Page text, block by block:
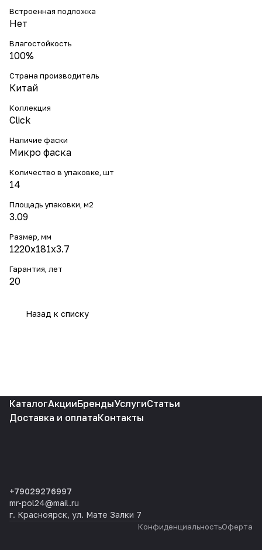
Встроенная подложка
Нет
Влагостойкость
100%
Страна производитель
Китай
Коллекция
Click
Наличие фаски
Микро фаска
Количество в упаковке, шт
14
Площадь упаковки, м2
3.09
Размер, мм
1220х181х3.7
Гарантия, лет
20
Назад к списку
КаталогАкцииБрендыУслугиСтатьи
Доставка и оплатаКонтакты
+79029276997
mr-pol24@mail.ru
г. Красноярск, ул. Мате Залки 7
КонфиденциальностьОферта